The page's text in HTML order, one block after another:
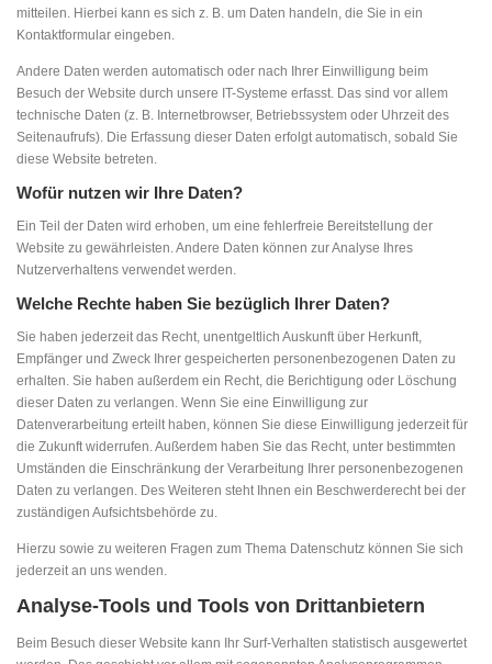
mitteilen. Hierbei kann es sich z. B. um Daten handeln, die Sie in ein
Kontaktformular eingeben.
Andere Daten werden automatisch oder nach Ihrer Einwilligung beim
Besuch der Website durch unsere IT-Systeme erfasst. Das sind vor allem
technische Daten (z. B. Internetbrowser, Betriebssystem oder Uhrzeit des
Seitenaufrufs). Die Erfassung dieser Daten erfolgt automatisch, sobald Sie
diese Website betreten.
Wofür nutzen wir Ihre Daten?
Ein Teil der Daten wird erhoben, um eine fehlerfreie Bereitstellung der
Website zu gewährleisten. Andere Daten können zur Analyse Ihres
Nutzerverhaltens verwendet werden.
Welche Rechte haben Sie bezüglich Ihrer Daten?
Sie haben jederzeit das Recht, unentgeltlich Auskunft über Herkunft,
Empfänger und Zweck Ihrer gespeicherten personenbezogenen Daten zu
erhalten. Sie haben außerdem ein Recht, die Berichtigung oder Löschung
dieser Daten zu verlangen. Wenn Sie eine Einwilligung zur
Datenverarbeitung erteilt haben, können Sie diese Einwilligung jederzeit für
die Zukunft widerrufen. Außerdem haben Sie das Recht, unter bestimmten
Umständen die Einschränkung der Verarbeitung Ihrer personenbezogenen
Daten zu verlangen. Des Weiteren steht Ihnen ein Beschwerderecht bei der
zuständigen Aufsichtsbehörde zu.
Hierzu sowie zu weiteren Fragen zum Thema Datenschutz können Sie sich
jederzeit an uns wenden.
Analyse-Tools und Tools von Dritt­anbietern
Beim Besuch dieser Website kann Ihr Surf-Verhalten statistisch ausgewertet